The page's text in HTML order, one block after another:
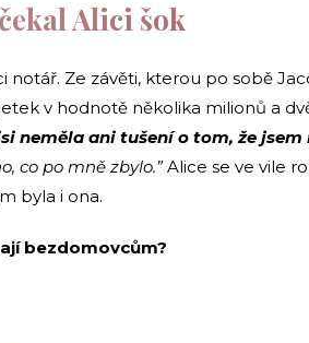
Alici šok
notář. Ze závěti, kterou po sobě
v hodnotě několika milionů a
neměla ani tušení o tom, že
co po mně zbylo.”Alice se ve vile
byla i ona.
bezdomovcům?